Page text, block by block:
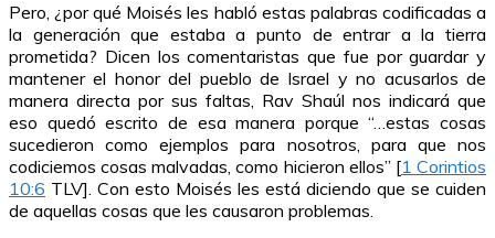
Pero, ¿por qué Moisés les habló estas palabras codificadas a
la generación que estaba a punto de entrar a la tierra
prometida? Dicen los comentaristas que fue por guardar y
mantener el honor del pueblo de Israel y no acusarlos de
manera directa por sus faltas, Rav Shaúl nos indicará que
eso quedó escrito de esa manera porque “…estas cosas
sucedieron como ejemplos para nosotros, para que nos
codiciemos cosas malvadas, como hicieron ellos” [1 Corintios
10:6 TLV]. Con esto Moisés les está diciendo que se cuiden
de aquellas cosas que les causaron problemas.